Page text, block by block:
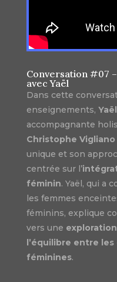
Conversation #07
avec Yaël
Dans cette
enseignements,
accompagnante
Christophe Vigliano
unique et son
centrée sur l’
féminin. Yaël, qui a
les femmes
féminins, explique
vers une
l’équilibre entre
féminines.